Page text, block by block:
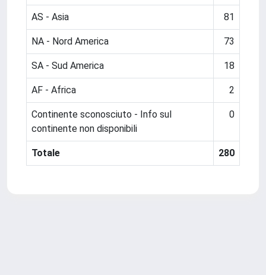
AS - Asia 81
NA - Nord America 73
SA - Sud America 18
AF - Africa 2
Continente sconosciuto - Info sul
continente non disponibili
0
Totale 280